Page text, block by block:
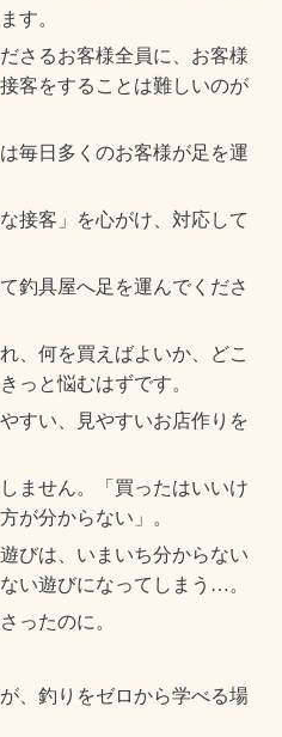
す。
さるお客様全員に、お客様
客をすることは難しいのが
毎日多くのお客様が足を運
接客」を心がけ、対応して
釣具屋へ足を運んでくださ
、何を買えばよいか、どこ
っと悩むはずです。
すい、見やすいお店作りを
ません。「買ったはいいけ
が分からない」。
びは、いまいち分からない
い遊びになってしまう…。
ったのに。
、釣りをゼロから学べる場